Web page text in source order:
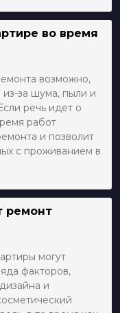
во время
возможно,
за шума, пыли и
речь идет о
работ
и позволит
с проживанием в
ремонт
могут
факторов,
и